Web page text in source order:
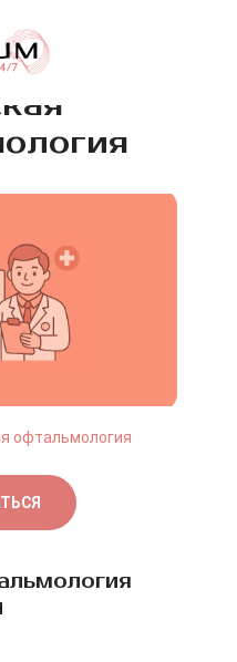
офтальмология